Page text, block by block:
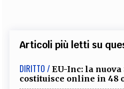
Articoli più letti su
DIRITTO / EU-Inc: la
costituisce online in 48